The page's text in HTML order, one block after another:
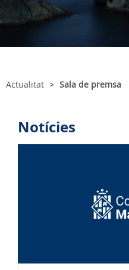
Actualitat Sala de premsa
Notícies